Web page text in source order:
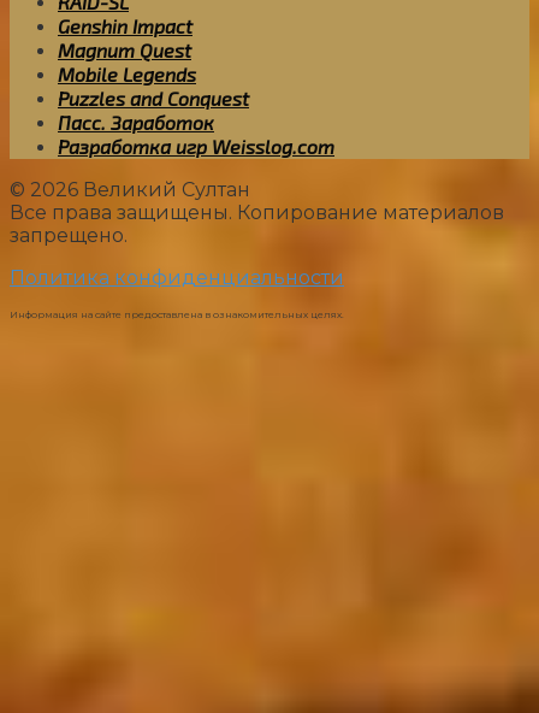
Genshin Impact
Magnum Quest
Mobile Legends
Puzzles and Conquest
Пасс. Заработок
Разработка игр Weisslog.com
© 2026 Великий Султан
Все права защищены. Копирование материалов
запрещено.
Политика конфиденциальности
Информация на сайте предоставлена в ознакомительных целях.